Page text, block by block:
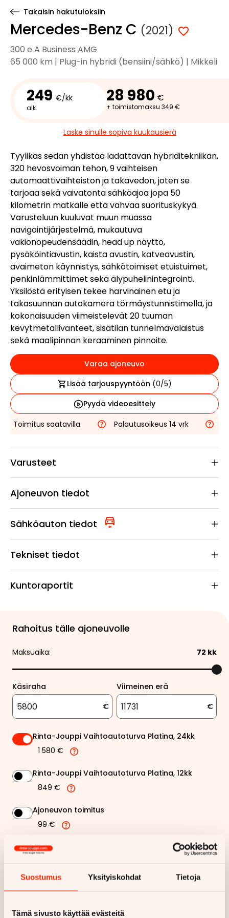
Suostumus Yksityiskohdat Tietoja
Tämä sivusto käyttää evästeitä
Takaisin hakutuloksiin
Mercedes-Benz C (2021)
300 e A Business AMG
65 000 km | Plug-in hybridi (bensiini/sähkö) | Mikkeli
249 €/kk
alk.
28 980 €
+ toimistomaksu 349 €
Laske sinulle sopiva kuukausierä
Tyylikäs sedan yhdistää ladattavan hybriditekniikan,
320 hevosvoiman tehon, 9 vaihteisen
automaattivaihteiston ja takavedon, joten se
tarjoaa sekä vaivatonta sähköajoa jopa 50
kilometrin matkalle että vahvaa suorituskykyä.
Varusteluun kuuluvat muun muassa
navigointijärjestelmä, mukautuva
vakionopeudensäädin, head up näyttö,
pysäköintiavustin, kaista avustin, katveavustin,
avaimeton käynnistys, sähkötoimiset etuistuimet,
penkinlämmittimet sekä älypuhelinintegrointi.
Yksilöstä erityisen tekee harvinainen etu ja
takasuunnan autokamera törmäystunnistimella, ja
kokonaisuuden viimeistelevät 20 tuuman
kevytmetallivanteet, sisätilan tunnelmavalaistus
sekä maalipinnan keraaminen pinnoite.
Varaa ajoneuvo
Lisää tarjouspyyntöön (0/5)
Pyydä videoesittely
Toimitus saatavilla
Palautusoikeus 14 vrk
Varusteet
Ajoneuvon tiedot
Sähköauton tiedot
Tekniset tiedot
Kuntoraportit
Rahoitus tälle ajoneuvolle
Maksuaika: 72 kk
Käsiraha
€
Viimeinen erä
€
Rinta-Jouppi Vaihtoautoturva Platina, 24kk
1 580 €
Rinta-Jouppi Vaihtoautoturva Platina, 12kk
849 €
Ajoneuvon toimitus
99 €
Rinta-Jouppi sijaisautopalvelu
Näytähintaerittely